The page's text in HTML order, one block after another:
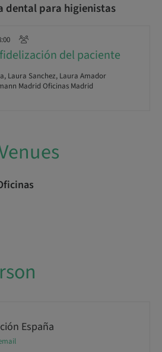
dental para higienistas
del paciente
Laura Sanchez, Laura Amador
Madrid Oficinas Madrid
España